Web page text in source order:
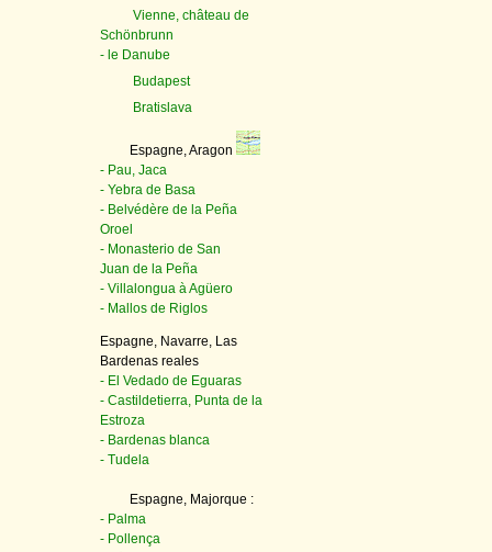
Vienne, château de
Schönbrunn
- le Danube
Budapest
Bratislava
Espagne, Aragon
- Pau, Jaca
- Yebra de Basa
- Belvédère de la Peña
Oroel
- Monasterio de San
Juan de la Peña
- Villalongua à Agüero
- Mallos de Riglos
Espagne, Navarre, Las
Bardenas reales
- El Vedado de Eguaras
- Castildetierra, Punta de la
Estroza
- Bardenas blanca
- Tudela
Espagne, Majorque :
- Palma
- Pollença